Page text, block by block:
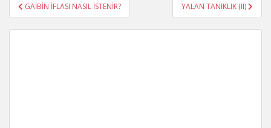
gezinmesi
GAİBİN İFLASI NASIL İSTENİR? YALAN TANIKLIK (II)